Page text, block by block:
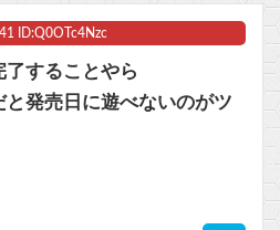
ID:Q0OTc4Nzc
了することやら
発売日に遊べないのがツ